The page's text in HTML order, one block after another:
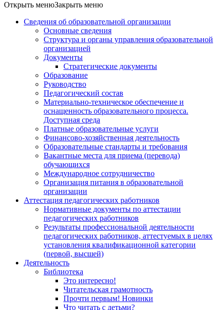
Открыть менюЗакрыть меню
Сведения об образовательной организации
Основные сведения
Структура и органы управления образовательной
организацией
Документы
Стратегические документы
Образование
Руководство
Педагогический состав
Материально-техническое обеспечение и
оснащенность образовательного процесса.
Доступная среда
Платные образовательные услуги
Финансово-хозяйственная деятельность
Образовательные стандарты и требования
Вакантные места для приема (перевода)
обучающихся
Международное сотрудничество
Организация питания в образовательной
организации
Аттестация педагогических работников
Нормативные документы по аттестации
педагогических работников
Результаты профессиональной деятельности
педагогических работников, аттестуемых в целях
установления квалификационной категории
(первой, высшей)
Деятельность
Библиотека
Это интересно!
Читательская грамотность
Прочти первым! Новинки
Что читать с детьми?